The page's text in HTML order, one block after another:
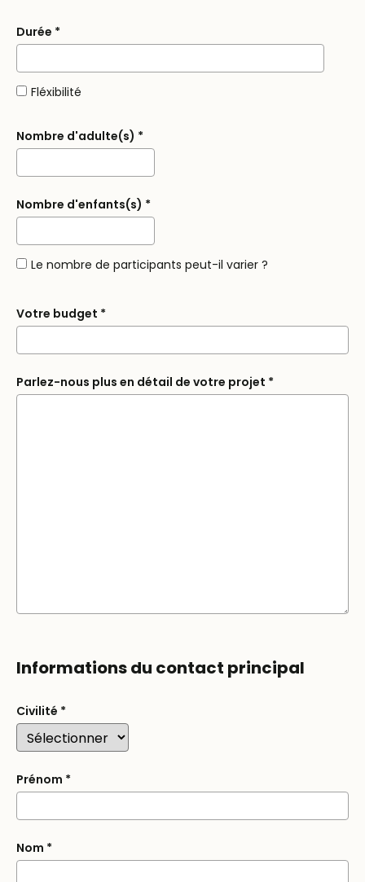
Durée *
Fléxibilité
Nombre d'adulte(s) *
Nombre d'enfants(s) *
Le nombre de participants peut-il varier ?
Votre budget *
Parlez-nous plus en détail de votre projet *
Informations du contact principal
Civilité *
Prénom *
Nom *